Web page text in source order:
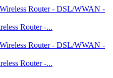
Router -...
Router -...